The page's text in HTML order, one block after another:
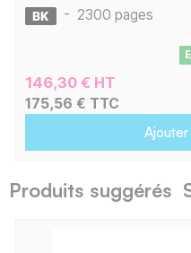
- 2300 pages
146,30 € HT
175,56 € TTC
Ajouter
Produits suggérés